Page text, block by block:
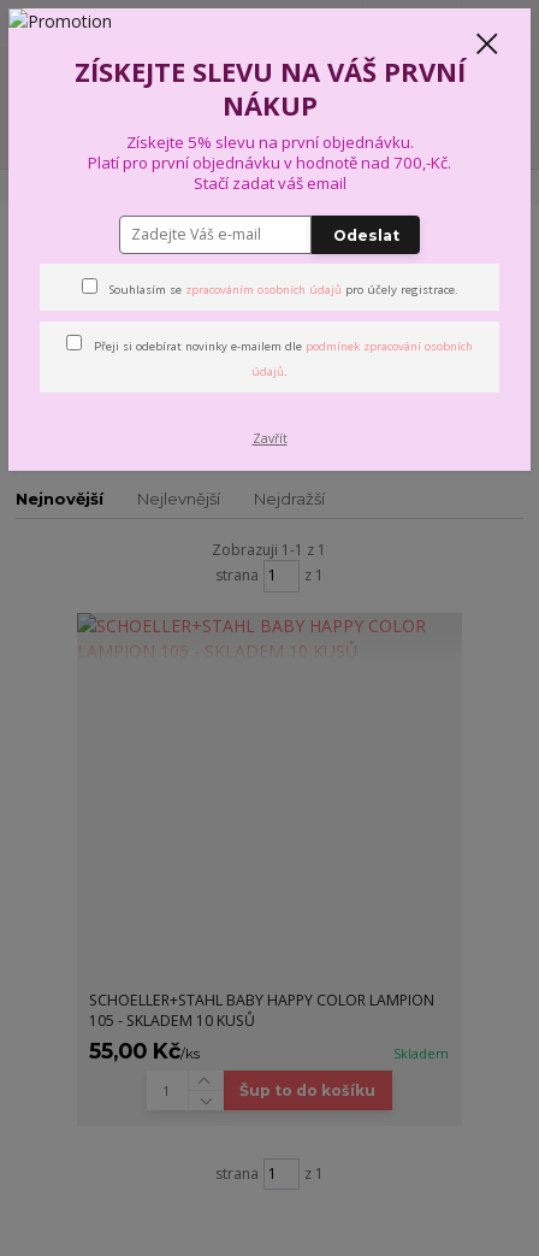
+420 739 574 103
0,00 Kč
SCHOELLER + STAHL
SCHOELLER + STAHL
BABY HAPPY COLOR
Nejnovější Nejlevnější Nejdražší
Zobrazuji 1-1 z 1
strana
z 1
SCHOELLER+STAHL BABY HAPPY COLOR LAMPION
105 - SKLADEM 10 KUSŮ
55,00 Kč/ks Skladem
Šup to do košíku
strana z 1
ZÍSKEJTE SLEVU NA VÁŠ PRVNÍ
NÁKUP
Získejte 5% slevu na první objednávku.
Platí pro první objednávku v hodnotě nad 700,-Kč.
Stačí zadat váš email
Odeslat
Souhlasím se zpracováním osobních údajů pro účely registrace.
Přeji si odebírat novinky e-mailem dle podmínek zpracování osobních
údajů.
Zavřít